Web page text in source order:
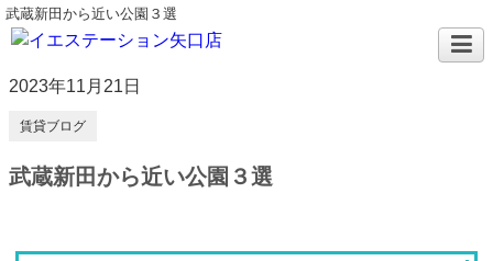
武蔵新田から近い公園３選
2023年11月21日
賃貸ブログ
武蔵新田から近い公園３選